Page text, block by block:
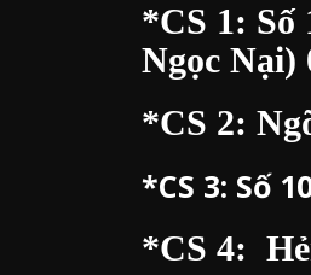
*CS 1: Số
Ngọc Nại)
*CS 2:
*CS 3: Số
*CS 4: